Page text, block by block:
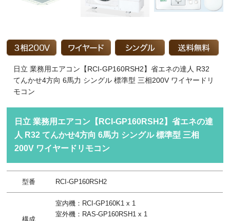
日立 業務用エアコン【RCI-GP160RSH2】省エネの達人 R32
てんかせ4方向 6馬力 シングル 標準型 三相200V ワイヤードリ
モコン
日立 業務用エアコン【RCI-GP160RSH2】省エネの達
人 R32 てんかせ4方向 6馬力 シングル 標準型 三相
200V ワイヤードリモコン
型番 RCI-GP160RSH2
構成
室内機：RCI-GP160K1 x 1
室外機：RAS-GP160RSH1 x 1